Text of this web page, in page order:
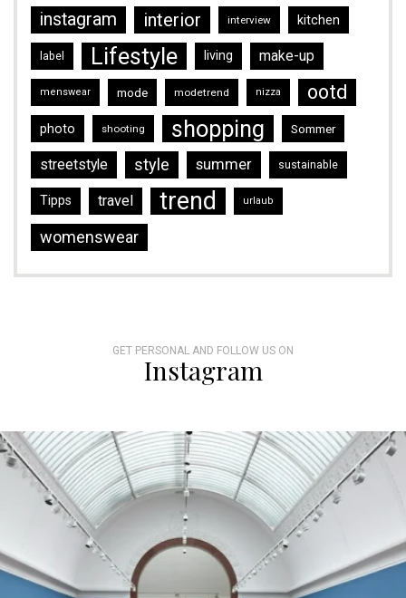
instagram interior interview kitchen
label Lifestyle living make-up
menswear mode modetrend nizza ootd
photo shooting shopping Sommer
streetstyle style summer sustainable
Tipps travel trend urlaub
womenswear
GET PERSONAL AND FOLLOW US ON
Instagram